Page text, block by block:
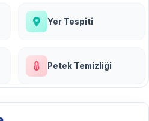
Yer Tespiti
Petek Temizliği